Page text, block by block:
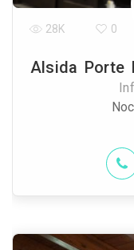
Alsida Porte
28K 0